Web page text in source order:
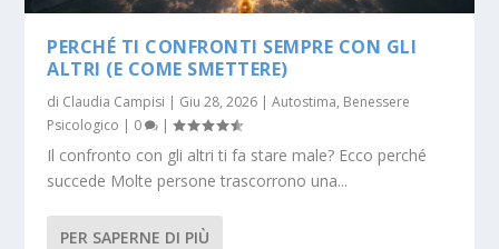
PERCHÉ TI CONFRONTI SEMPRE CON GLI
ALTRI (E COME SMETTERE)
di Claudia Campisi | Giu 28, 2026 |Autostima, Benessere
Psicologico | 0 |
Il confronto con gli altri ti fa stare male? Ecco perché
succede Molte persone trascorrono una...
PER SAPERNE DI PIÙ